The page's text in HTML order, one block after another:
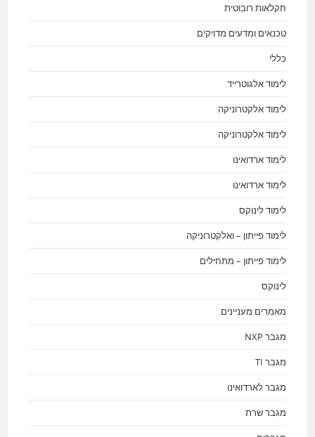
חקלאות רובוטית
טכנאים ומדעים מדויקים
כללי
לימוד אלגוטרייד
לימוד אלקטרוניקה
לימוד אלקטרוניקה
לימוד ארדואינו
לימוד ארדואינו
לימוד לינוקס
לימוד פייתון – ואלקטרוניקה
לימוד פייתון – מתחילים
לינוקס
מאמרים מעניינים
מגבר NXP
מגבר TI
מגבר לארדואינו
מגבר שרת